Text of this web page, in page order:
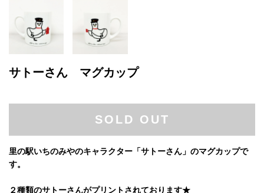
サトーさん マグカップ
SOLD OUT
里の駅いちのみやのキャラクター「サトーさん」のマグカップで
す。
２種類のサトーさんがプリントされております★